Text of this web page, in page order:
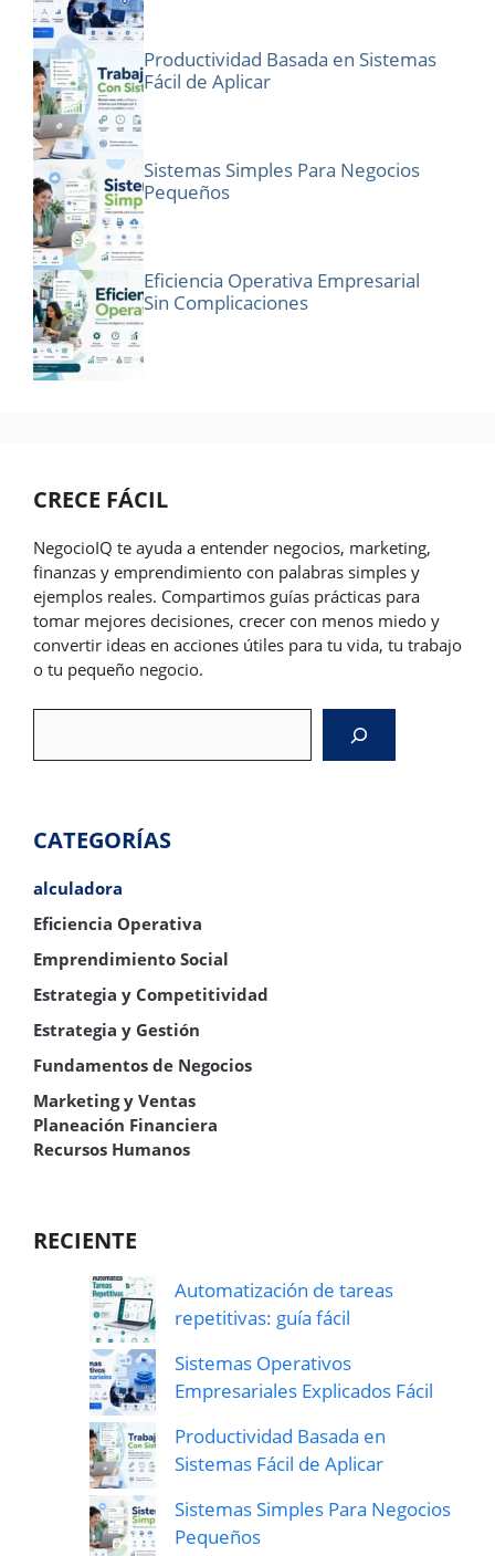
Productividad Basada en Sistemas
Fácil de Aplicar
Sistemas Simples Para Negocios
Pequeños
Eficiencia Operativa Empresarial
Sin Complicaciones
CRECE FÁCIL
NegocioIQ te ayuda a entender negocios, marketing,
finanzas y emprendimiento con palabras simples y
ejemplos reales. Compartimos guías prácticas para
tomar mejores decisiones, crecer con menos miedo y
convertir ideas en acciones útiles para tu vida, tu trabajo
o tu pequeño negocio.
CATEGORÍAS
alculadora
Eficiencia Operativa
Emprendimiento Social
Estrategia y Competitividad
Estrategia y Gestión
Fundamentos de Negocios
Marketing y Ventas
Planeación Financiera
Recursos Humanos
RECIENTE
Automatización de tareas
repetitivas: guía fácil
Sistemas Operativos
Empresariales Explicados Fácil
Productividad Basada en
Sistemas Fácil de Aplicar
Sistemas Simples Para Negocios
Pequeños